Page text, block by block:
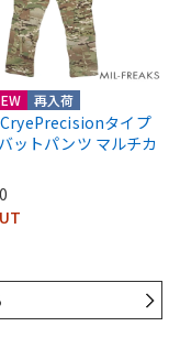
再入荷
タイプ
ットパンツ マルチカ